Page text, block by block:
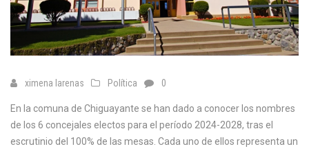
ximena larenas Política 0
En la comuna de Chiguayante se han dado a conocer los nombres
de los 6 concejales electos para el período 2024-2028, tras el
escrutinio del 100% de las mesas. Cada uno de ellos representa un